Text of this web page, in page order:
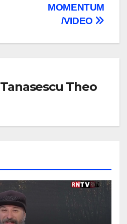
MOMENTUM
/VIDEO
Tanasescu Theo